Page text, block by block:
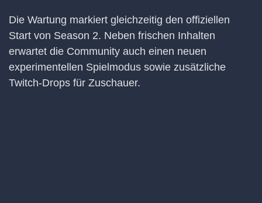
Die Wartung markiert gleichzeitig den offiziellen
Start von Season 2. Neben frischen Inhalten
erwartet die Community auch einen neuen
experimentellen Spielmodus sowie zusätzliche
Twitch-Drops für Zuschauer.